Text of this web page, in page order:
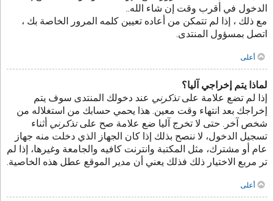
الدخول في أقرب وقت إن شاء الله..
مع ذلك ، إذا لم تتمكن من أعاده تعيين كلمه المرور الخاصة بك ،
اتصل بمسؤول المنتدى.
أعلى
لماذا يتم إخراجي آليا؟
إذا لم تضع علامة علىتذكرني عند دخولك المنتدى سوف يتم
إخراجك بعد انتهاء وقت معين. هذا يحمي حسابك من استغلاله من
شخص آخر. حتى لا تخرج آليا ضع علامة صح علىتذكرني أثناء
تسجيل الدخول، لا ننصح بذلك إذا كان الجهاز الذي دخلت منه جهاز
عام أو مشترك، مثل المكتبة وانترنت كافيه والجامعة وغيرها، إذا لم
تر مربع الاختيار ذلك فذلك يعني أن مدير الموقع عطل هذه الخاصية.
أعلى